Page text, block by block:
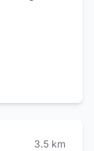
figlio, vanta
Camini
gamma di
e
competente
3.5 km